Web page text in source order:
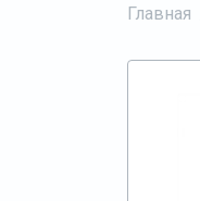
Главная